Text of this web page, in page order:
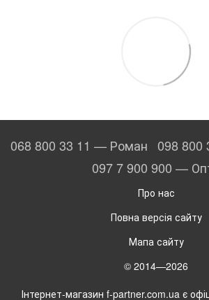
068 800 33 11 — Роман 098 800
097 7 900 900 —
Про нас
Повна версія сайту
Мапа сайту
© 2014—2026
Інтернет-магазин f-partner.com.ua є